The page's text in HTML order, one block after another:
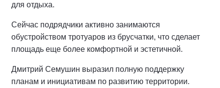
для отдыха.
Сейчас подрядчики активно занимаются
обустройством тротуаров из брусчатки, что сделает
площадь еще более комфортной и эстетичной.
Дмитрий Семушин выразил полную поддержку
планам и инициативам по развитию территории.